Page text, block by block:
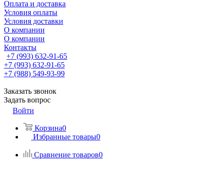
Оплата и доставка
Условия оплаты
Условия доставки
О компании
О компании
Контакты
+7 (993) 632-91-65
+7 (993) 632-91-65
+7 (988) 549-93-99
Заказать звонок
Задать вопрос
Войти
Корзина0
Избранные товары0
Сравнение товаров0